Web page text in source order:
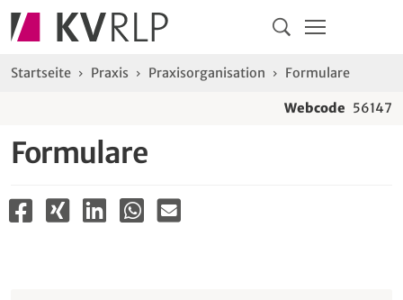
Navigation
Sie sind hier:
Startseite Praxis Praxisorganisation Formulare
Webcode 56147
Formulare